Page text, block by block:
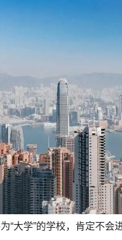
“大学”的学校，肯定不